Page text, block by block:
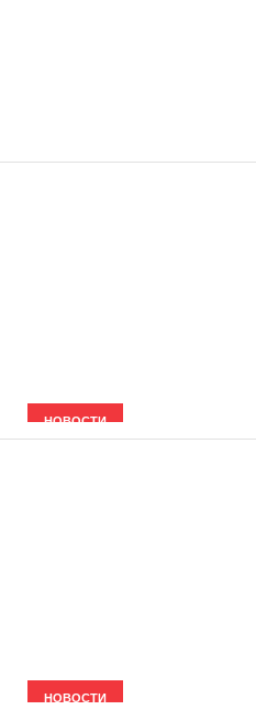
УХОД ЗА СОБОЙ
НОВОСТИ
НОВОСТИ